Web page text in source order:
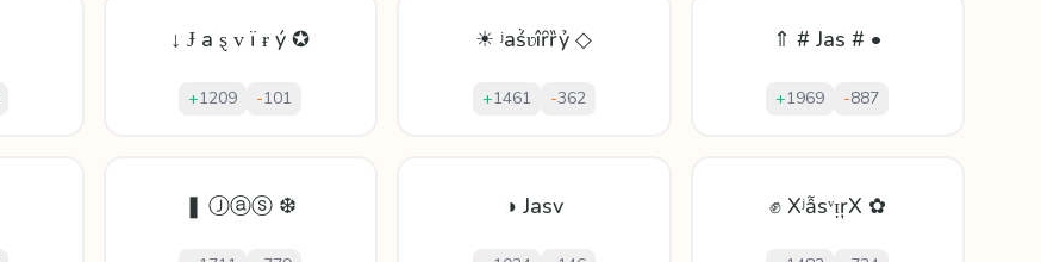
↓ Ɉ а ȿ ᴠ ï ɍ ý ✪
+1209 -101
☀ ʲaṥʋîȓȑỷ ◇
+1461 -362
⇑ # Jas # •
+1969 -887
❚ Ⓙⓐⓢ ❆ ◑ Jasv ✊ XʲẫѕᵛᴉŗX ✿